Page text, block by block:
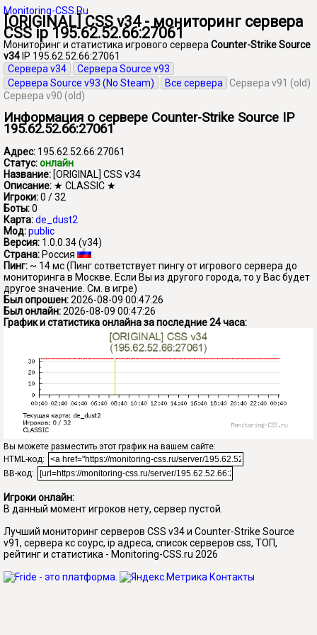
Monitoring-CSS.Ru
[ORIGINAL] CSS v34 - мониторинг сервера
CSS ip 195.62.52.66:27061
Мониторинг и статистика игрового сервера Counter-Strike Source
v34 IP 195.62.52.66:27061
Сервера v34
Сервера Source v93
Сервера Source v93 (No Steam)
Все сервера
Сервера v91 (old)
Сервера v90 (old)
Информация о сервере Counter-Strike Source IP
195.62.52.66:27061
Адрес: 195.62.52.66:27061
Статус:онлайн
Название: [ORIGINAL] CSS v34
Описание: ★ CLASSIC ★
Игроки:0 / 32
Боты:0
Карта:de_dust2
Мод:public
Версия: 1.0.0.34 (v34)
Страна: Россия
Пинг: ~ 14 мс(Пинг сответствует пингу от игрового сервера до
мониторинга в Москве. Если Вы из другого города, то у Вас будет
другое значение. См. в игре)
Был опрошен:2026-08-09 00:47:26
Был онлайн:2026-08-09 00:47:26
График и статистика онлайна за последние 24 часа:
Вы можете разместить этот график на вашем сайте:
HTML-код:
BB-код:
Игроки онлайн:
В данный момент игроков нету, сервер пустой.
Лучший мониторинг серверов CSS v34 и Counter-Strike Source
v91, сервера кс соурс, ip адреса, список серверов css, ТОП,
рейтинг и статистика - Monitoring-CSS.ru 2026
Контакты